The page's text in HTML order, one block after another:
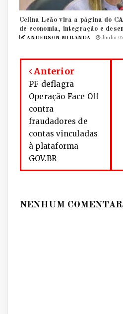
Celina Leão vira a página do
de economia, integração e
ANDERSON MIRANDA Junho
Anterior
PF deflagra
Operação Face Off
contra
fraudadores de
contas vinculadas
à plataforma
GOV.BR
NENHUM